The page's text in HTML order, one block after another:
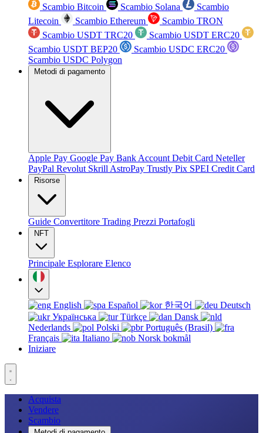
Scambio Bitcoin Scambio Solana
Scambio
Litecoin
Scambio Ethereum
Scambio TRON
Scambio USDT TRC20
Scambio USDT ERC20
Scambio USDT BEP20
Scambio USDC ERC20
Scambio USDC Polygon
Metodi di pagamento
Apple Pay Google Pay Bank Account Debit Card Neteller
PayPal Revolut Skrill AstroPay Trustly Pix SPEI Credit Card
Risorse
Guide Convertitore Trading Prezzi Portafogli
NFT
Principale Esplorare Elenco
English Español 한국어
Deutsch
Українська
Türkçe
Dansk
Nederlands
Polski
Português (Brasil)
Français
Italiano
Norsk bokmål
Iniziare
Acquista
Vendere
Scambio